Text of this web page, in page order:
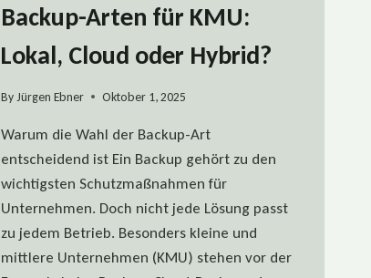
Backup-Arten für KMU:
Lokal, Cloud oder Hybrid?
ByJürgen Ebner Oktober 1, 2025
Warum die Wahl der Backup-Art
entscheidend ist Ein Backup gehört zu den
wichtigsten Schutzmaßnahmen für
Unternehmen. Doch nicht jede Lösung passt
zu jedem Betrieb. Besonders kleine und
mittlere Unternehmen (KMU) stehen vor der